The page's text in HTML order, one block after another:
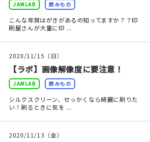
JAMLAB 読みもの
こんな年賀はがきがあるの知ってますか？？印
刷屋さんが大量に印 ...
2020/11/15（日）
【ラボ】画像解像度に要注意！
JAMLAB 読みもの
シルクスクリーン、せっかくなら綺麗に刷りた
い！刷るときに気を ...
2020/11/13（金）